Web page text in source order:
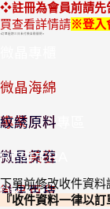
❖註冊為會員前請先
買查看詳情請※登入
◖訂單逾期三日未付款自動關閉◗
優惠套組
半價出清專區
微晶海綿
專業原料
微晶美容
微晶百貨
紋綉原料
微晶保健
益生生技
RESPERA
DR.L-3
下單前修改收件資
『收件資料一律以訂